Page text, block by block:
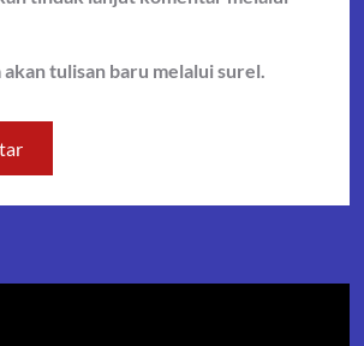
tulisan baru melalui surel.